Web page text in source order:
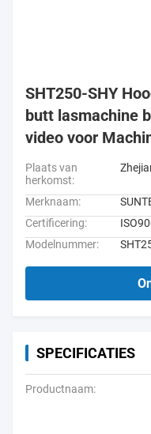
SHT250-SHY
butt lasmachine
video voor
Plaats van
herkomst:
Merknaam:
Certificering:
Modelnummer:
SPECIFICATIES
Productnaam: